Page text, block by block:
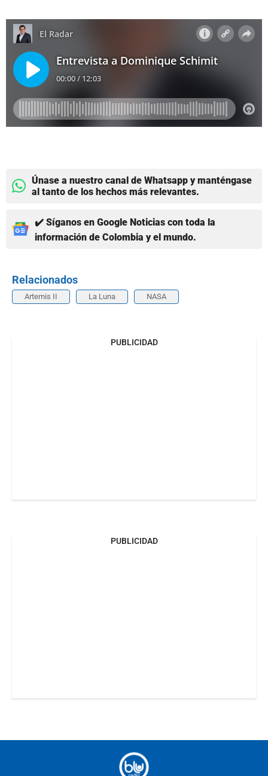
Únase a nuestro canal de Whatsapp y manténgase
al tanto de los hechos más relevantes.
✔️ Síganos en Google Noticias con toda la
información de Colombia y el mundo.
Relacionados
Artemis II La Luna NASA
PUBLICIDAD
PUBLICIDAD